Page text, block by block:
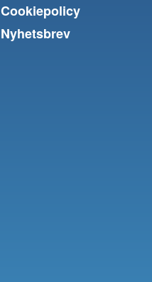
Cookiepolicy
Nyhetsbrev